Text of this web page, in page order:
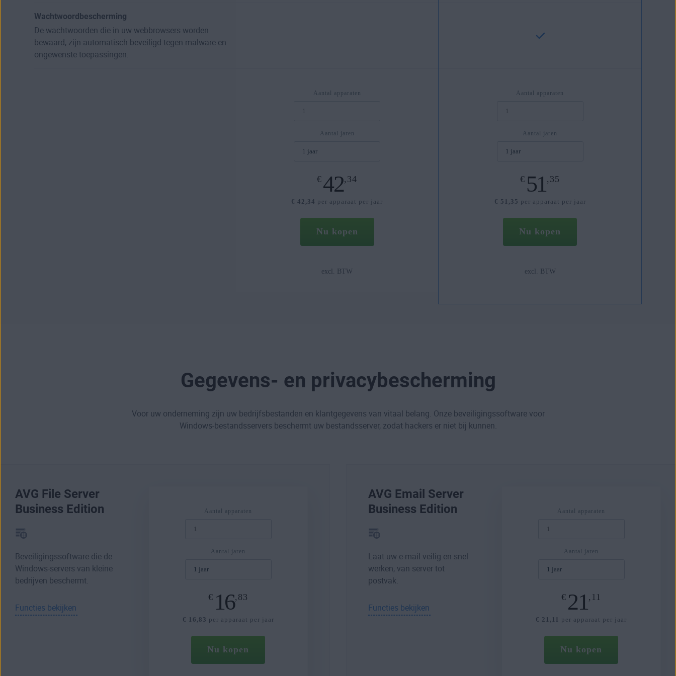
Wachtwoordbescherming
De wachtwoorden die in uw webbrowsers worden
bewaard, zijn automatisch beveiligd tegen malware en
ongewenste toepassingen.
Aantal apparaten
Aantal jaren
€ 42,34
€ 42,34 per apparaat per jaar
Nu kopen
excl. BTW
Aantal apparaten
Aantal jaren
€ 51 ,35
€ 51,35 per apparaat per jaar
Nu kopen
excl. BTW
Gegevens- en privacybescherming
Voor uw onderneming zijn uw bedrijfsbestanden en klantgegevens van vitaal belang. Onze beveiligingssoftware voor
Windows-bestandsservers beschermt uw bestandsserver, zodat hackers er niet bij kunnen.
AVG File Server
Business Edition
Beveiligingssoftware die de
Windows-servers van kleine
bedrijven beschermt.
Functies bekijken
Aantal apparaten
Aantal jaren
€ 16,83
€ 16,83 per apparaat per jaar
Nu kopen
AVG Email Server
Business Edition
Laat uw e-mail veilig en snel
werken, van server tot
postvak.
Functies bekijken
Aantal apparaten
Aantal jaren
€ 21 ,11
€ 21,11 per apparaat per jaar
Nu kopen